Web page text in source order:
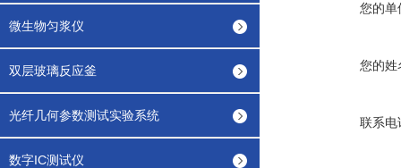
微生物匀浆仪
双层玻璃反应釜
光纤几何参数测试实验系统
数字IC测试仪
您的单
您的姓
联系电